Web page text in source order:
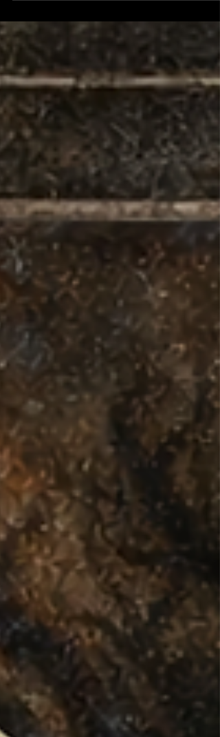
"The Forever People II" adlı yeni single’ını tüm
dijital platformlarda dinleyicilerin beğenisine
sundu. Karanlık, melodik ve katmanlı
atmosferiyle tanınan İzmir çıkışlı Th